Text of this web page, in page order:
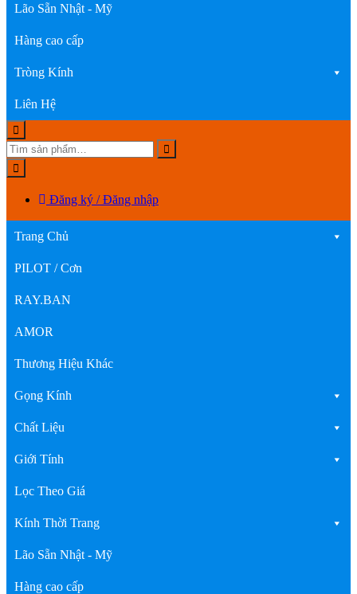
Lão Sẵn Nhật - Mỹ
Hàng cao cấp
Tròng Kính
Liên Hệ
Đăng ký / Đăng nhập
Trang Chủ
PILOT / Cơn
RAY.BAN
AMOR
Thương Hiệu Khác
Gọng Kính
Chất Liệu
Giới Tính
Lọc Theo Giá
Kính Thời Trang
Lão Sẵn Nhật - Mỹ
Hàng cao cấp